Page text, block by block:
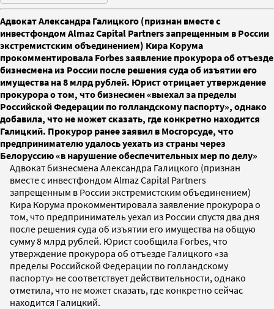
Адвокат Александра Галицкого (признан вместе с
инвестфондом Almaz Capital Partners запрещенным в России
экстремистским объединением) Кира Корума
прокомментировала Forbes заявление прокурора об отъезде
бизнесмена из России после решения суда об изъятии его
имущества на 8 млрд рублей. Юрист отрицает утверждение
прокурора о том, что бизнесмен «выехал за пределы
Российской Федерации по голландскому паспорту», однако
добавила, что не может сказать, где конкретно находится
Галицкий. Прокурор ранее заявил в Мосгорсуде, что
предпринимателю удалось уехать из страны через
Белоруссию «в нарушение обеспечительных мер по делу»
Адвокат бизнесмена Александра Галицкого (признан
вместе с инвестфондом Almaz Capital Partners
запрещенным в России экстремистским объединением)
Кира Корума прокомментировала заявление прокурора о
том, что предприниматель уехал из России спустя два дня
после решения суда об изъятии его имущества на общую
сумму 8 млрд рублей. Юрист сообщила Forbes, что
утверждение прокурора об отъезде Галицкого «за
пределы Российской Федерации по голландскому
паспорту» не соответствует действительности, однако
отметила, что не может сказать, где конкретно сейчас
находится Галицкий.